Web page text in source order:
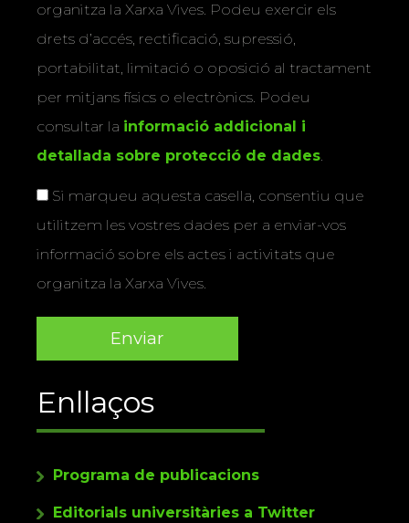
organitza la Xarxa Vives. Podeu exercir els
drets d’accés, rectificació, supressió,
portabilitat, limitació o oposició al tractament
per mitjans físics o electrònics. Podeu
consultar la informació addicional i
detallada sobre protecció de dades.
Si marqueu aquesta casella, consentiu que
utilitzem les vostres dades per a enviar-vos
informació sobre els actes i activitats que
organitza la Xarxa Vives.
Enllaços
Programa de publicacions
Editorials universitàries a Twitter